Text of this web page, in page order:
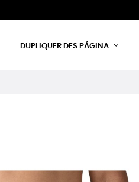
DUPLIQUER DES PÁGINA